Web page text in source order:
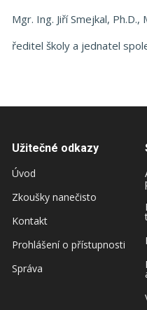
Mgr. Ing. Jiří Smejkal, Ph.D.,
ředitel školy a jednatel
Užitečné odkazy
Úvod
Zkoušky nanečisto
Kontakt
Prohlášení o přístupnosti
Správa